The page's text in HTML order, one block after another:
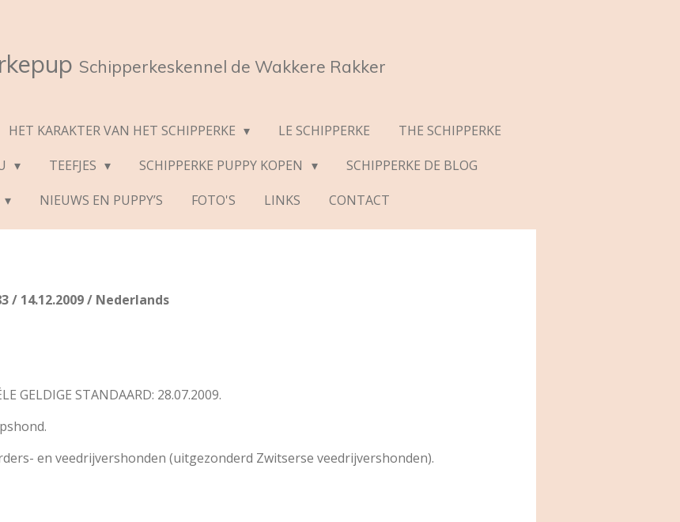
Schipperkeskennel de Wakkere Rakker
HET KARAKTER VAN HET SCHIPPERKE LE SCHIPPERKE
THE SCHIPPERKE
TEEFJES SCHIPPERKE PUPPY KOPEN
SCHIPPERKE DE BLOG
NIEUWS EN PUPPY’S FOTO'S LINKS CONTACT
/ 14.12.2009 / Nederlands
GELDIGE STANDAARD: 28.07.2009.
en veedrijvershonden (uitgezonderd Zwitserse veedrijvershonden).